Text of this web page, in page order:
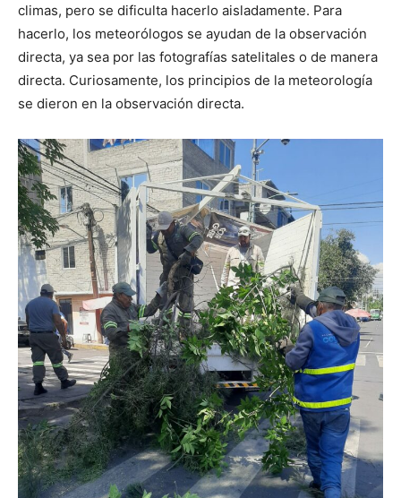
climas, pero se dificulta hacerlo aisladamente. Para
hacerlo, los meteorólogos se ayudan de la observación
directa, ya sea por las fotografías satelitales o de manera
directa. Curiosamente, los principios de la meteorología
se dieron en la observación directa.